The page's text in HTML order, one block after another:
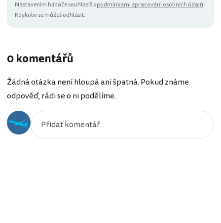
Nastavením hlídače souhlasíš spodmínkami zpracování osobních údajů.
Kdykoliv se můžeš odhlásit.
0 komentářů
Žádná otázka není hloupá ani špatná. Pokud známe
odpověď, rádi se o ni podělíme.